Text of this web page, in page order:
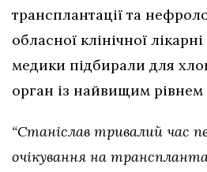
трансплантації та
обласної клінічної
медики підбирали для
орган із найвищим рівнем
“Станіслав тривалий час
очікування на